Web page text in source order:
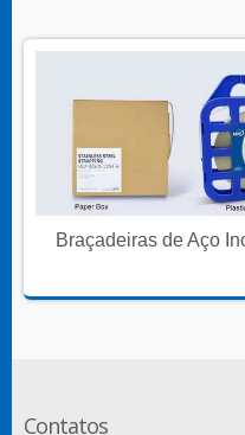
Braçadeiras de Aço
Contatos